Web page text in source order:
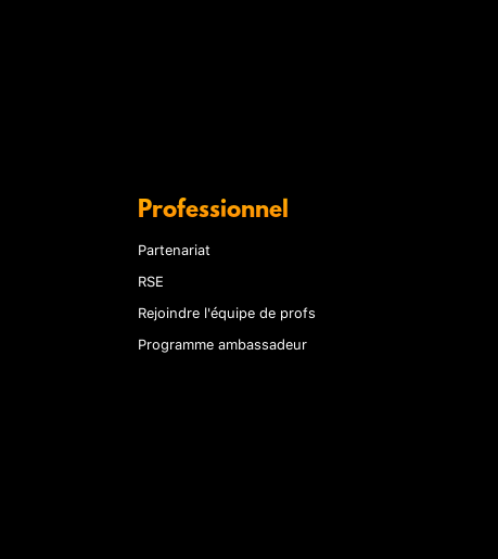
Professionnel
Partenariat
RSE
Rejoindre l'équipe de profs
Programme ambassadeur